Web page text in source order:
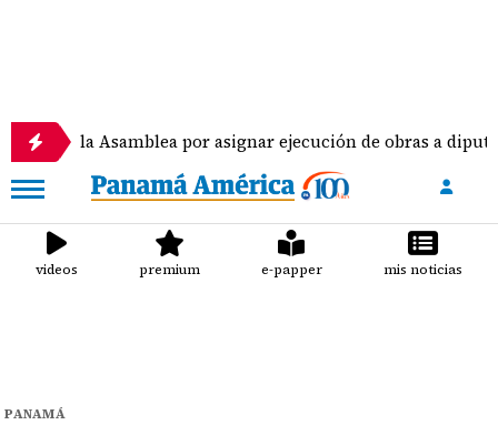
Asamblea por asignar ejecución de obras a diputados
videos premium e-papper mis noticias
PANAMÁ